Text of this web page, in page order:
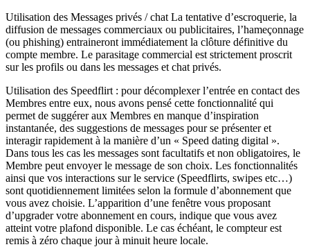
Utilisation des Messages privés / chat La tentative d’escroquerie, la
diffusion de messages commerciaux ou publicitaires, l’hameçonnage
(ou phishing) entraineront immédiatement la clôture définitive du
compte membre. Le parasitage commercial est strictement proscrit
sur les profils ou dans les messages et chat privés.
Utilisation des Speedflirt : pour décomplexer l’entrée en contact des
Membres entre eux, nous avons pensé cette fonctionnalité qui
permet de suggérer aux Membres en manque d’inspiration
instantanée, des suggestions de messages pour se présenter et
interagir rapidement à la manière d’un « Speed dating digital ».
Dans tous les cas les messages sont facultatifs et non obligatoires, le
Membre peut envoyer le message de son choix. Les fonctionnalités
ainsi que vos interactions sur le service (Speedflirts, swipes etc…)
sont quotidiennement limitées selon la formule d’abonnement que
vous avez choisie. L’apparition d’une fenêtre vous proposant
d’upgrader votre abonnement en cours, indique que vous avez
atteint votre plafond disponible. Le cas échéant, le compteur est
remis à zéro chaque jour à minuit heure locale.